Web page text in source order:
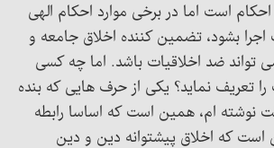
است اما در برخی موارد احکام الهی
بشود، تضمین کننده اخلاق جامعه و
تواند ضد اخلاقیات باشد. اما چه کسی
تعریف نماید؟ یکی از حرف هایی که بنده
نوشته ام، همین است که اساسا رابطه
که اخلاق پیشتوانه دین و دین